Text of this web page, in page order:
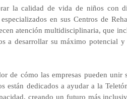
la calidad de vida de niños con
en sus Centros de
atención multidisciplinaria, que
a desarrollar su máximo potencial
de cómo las empresas pueden unir
están dedicados a ayudar a la
creando un futuro más